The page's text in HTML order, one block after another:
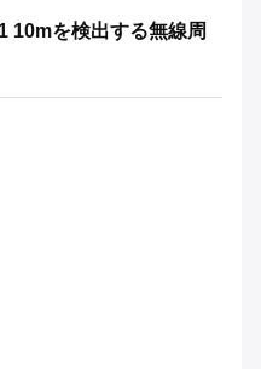
10mを検出する無線周